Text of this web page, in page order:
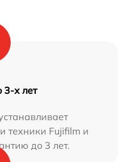
3-х лет
техники Fujifilm и
до 3 лет.